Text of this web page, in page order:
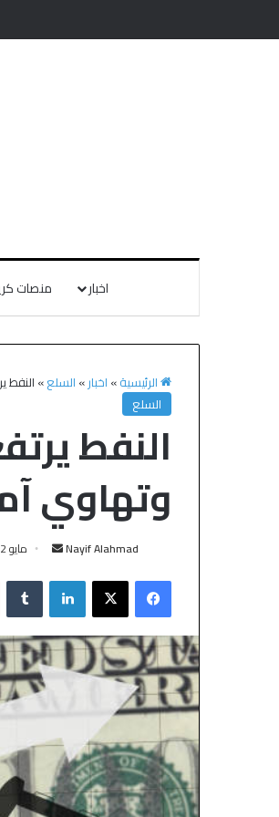
اخبار منصات
الرئيسية» اخبار» السلع» النفط
السلع
النفط
وتهاوي
Nayif Alahmad مايو 12, 2026